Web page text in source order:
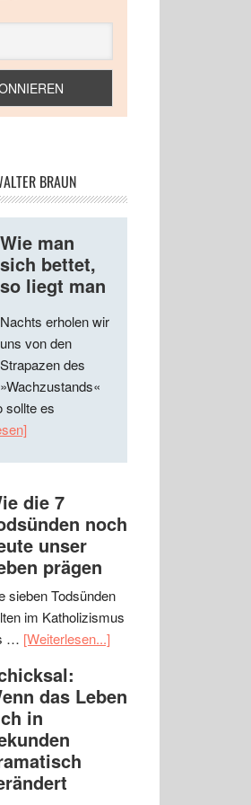
BRAUN
Wie man
sich bettet,
so liegt man
Nachts erholen wir
uns von den
Strapazen des
»Wachzustands«
sollte es
die 7
noch
unser
prägen
sieben Todsünden
im Katholizismus
… [Weiterlesen...]
das Leben
in